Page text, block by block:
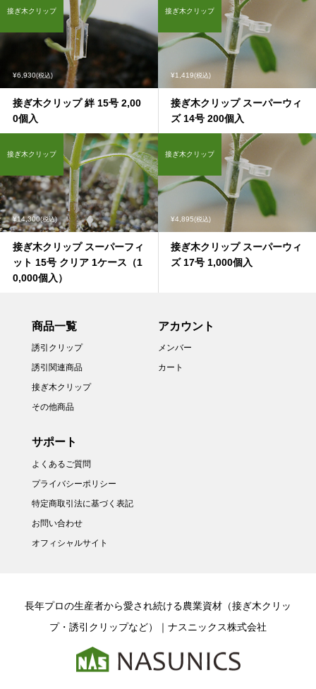
¥6,930(税込)
接ぎ木クリップ 絆 15号 2,00
0個入
接ぎ木クリップ
¥1,419(税込)
接ぎ木クリップ スーパーウィ
ズ 14号 200個入
接ぎ木クリップ
¥14,300(税込)
接ぎ木クリップ スーパーフィ
ット 15号 クリア 1ケース（1
0,000個入）
接ぎ木クリップ
¥4,895(税込)
接ぎ木クリップ スーパーウィ
ズ 17号 1,000個入
接ぎ木クリップ
商品一覧
誘引クリップ
誘引関連商品
接ぎ木クリップ
その他商品
アカウント
メンバー
カート
サポート
よくあるご質問
プライバシーポリシー
特定商取引法に基づく表記
お問い合わせ
オフィシャルサイト
長年プロの生産者から愛され続ける農業資材（接ぎ木クリッ
プ・誘引クリップなど）｜ナスニックス株式会社